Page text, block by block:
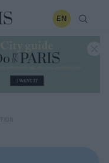
EN